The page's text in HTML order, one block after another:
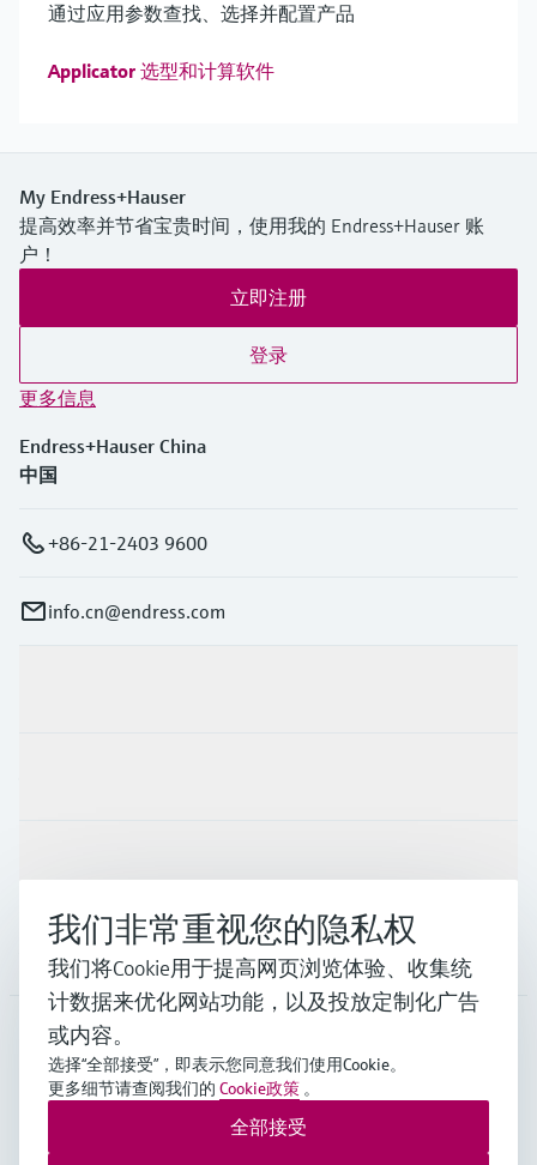
通过应用参数查找、选择并配置产品
Applicator 选型和计算软件
My Endress+Hauser
提高效率并节省宝贵时间，使用我的 Endress+Hauser 账
户！
立即注册
登录
更多信息
Endress+Hauser China
中国
+86-21-2403 9600
info.cn@endress.com
公司
CHN•中文
Endress+Hauser Group Services AG ©版权所有
我们非常重视您的隐私权
我们将Cookie用于提高网页浏览体验、收集统
计数据来优化网站功能，以及投放定制化广告
或内容。
选择“全部接受”，即表示您同意我们使用Cookie。
更多细节请查阅我们的 Cookie政策 。
全部接受